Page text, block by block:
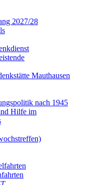
2027/28
Mauthausen
nach 1945
Hilfe im